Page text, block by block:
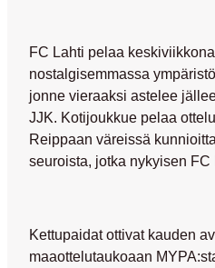
FC Lahti pelaa
nostalgisemmassa
jonne vieraaksi astelee
JJK. Kotijoukkue pelaa
Reippaan väreissä
seuroista, jotka nykyisen
Kettupaidat ottivat kauden
maaottelutaukoaan